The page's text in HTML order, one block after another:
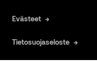
Evästeet
Tietosuojaseloste